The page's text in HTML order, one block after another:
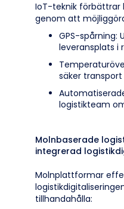
IoT-teknik förbättrar
genom att
GPS-spårning:
leveransplats i
säker
logistikteam
Molnbaserade
integrerad
Molnplattformar
tillhandahålla: